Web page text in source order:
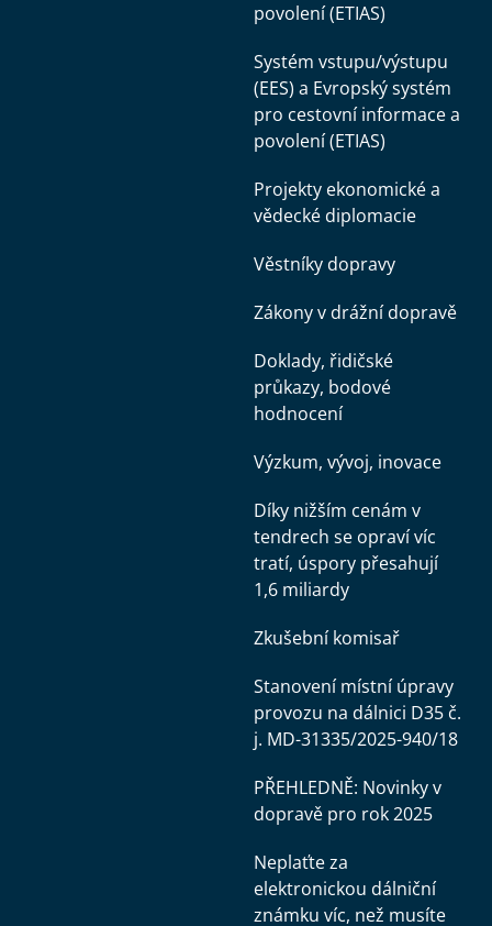
povolení (ETIAS)
Systém vstupu/výstupu
(EES) a Evropský systém
pro cestovní informace a
povolení (ETIAS)
Projekty ekonomické a
vědecké diplomacie
Věstníky dopravy
Zákony v drážní dopravě
Doklady, řidičské
průkazy, bodové
hodnocení
Výzkum, vývoj, inovace
Díky nižším cenám v
tendrech se opraví víc
tratí, úspory přesahují
1,6 miliardy
Zkušební komisař
Stanovení místní úpravy
provozu na dálnici D35 č.
j. MD-31335/2025-940/18
PŘEHLEDNĚ: Novinky v
dopravě pro rok 2025
Neplaťte za
elektronickou dálniční
známku víc, než musíte